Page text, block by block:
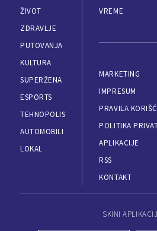
ŽIVOT
ZDRAVLJE
PUTOVANJA
KULTURA
SUPERŽENA
ESPORTS
TEHNOPOLIS
AUTOMOBILI
LOKAL
VREME
MARKETING
IMPRESUM
PRAVILA
POLITIKA
APLIKACIJE
RSS
KONTAKT
SKINI